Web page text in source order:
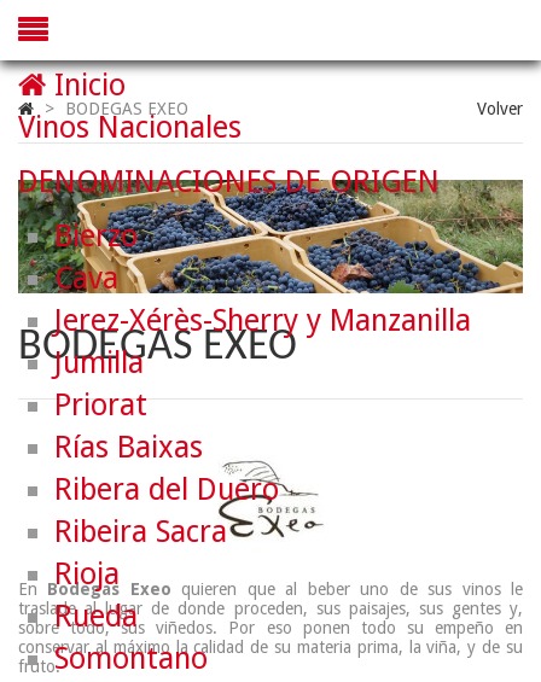
> BODEGAS EXEO Volver
BODEGAS EXEO
En Bodegas Exeo quieren que al beber uno de sus vinos le
traslade al lugar de donde proceden, sus paisajes, sus gentes y,
sobre todo, sus viñedos. Por eso ponen todo su empeño en
conservar al máximo la calidad de su materia prima, la viña, y de su
fruto.
Inicio
Vinos Nacionales
DENOMINACIONES DE ORIGEN
Bierzo
Cava
Jerez-Xérès-Sherry y Manzanilla
Jumilla
Priorat
Rías Baixas
Ribera del Duero
Ribeira Sacra
Rioja
Rueda
Somontano